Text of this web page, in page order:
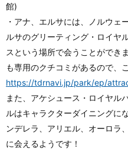
館)
・アナ、エルサには、ノルウェ
ルサのグリーティング・ロイヤ
スという場所で会うことができ
も専用のクチコミがあるので、
https://tdrnavi.jp/park/ep/
また、アケシュース・ロイヤル
ルはキャラクターダイニングに
ンデレラ、アリエル、オーロラ
に会えるようです！